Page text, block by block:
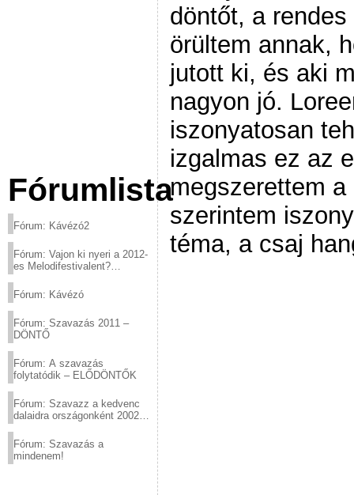
Fórumlista
Fórum: Kávézó2
Fórum: Vajon ki nyeri a 2012-
es Melodifestivalent?
Fórum: Kávézó
Fórum: Szavazás 2011 –
DÖNTŐ
Fórum: A szavazás
folytatódik – ELŐDÖNTŐK
Fórum: Szavazz a kedvenc
dalaidra országonként 2002
Fórum: Szavazás a
mindenem!
döntőt, a
örültem annak,
jutott ki, és aki
nagyon jó.
iszonyatosan
izgalmas ez az
megszerettem
szerintem
téma, a csaj